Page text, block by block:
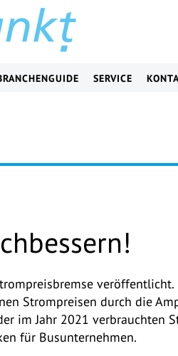
SERVICE
veröffentlicht.
Strompreisen durch die
im Jahr 2021 verbrauchten
für Busunternehmen.